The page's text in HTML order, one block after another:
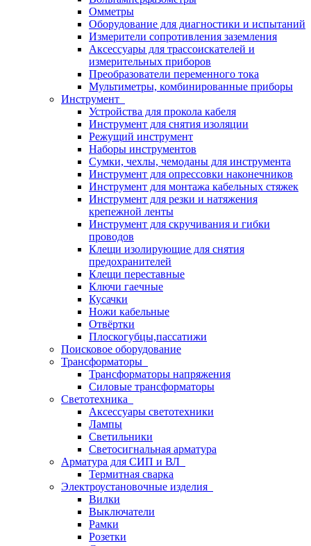
Омметры
Оборудование для диагностики и испытаний
Измерители сопротивления заземления
Аксессуары для трассоискателей и
измерительных приборов
Преобразователи переменного тока
Мультиметры, комбинированные приборы
Инструмент
Устройства для прокола кабеля
Инструмент для снятия изоляции
Режущий инструмент
Наборы инструментов
Сумки, чехлы, чемоданы для инструмента
Инструмент для опрессовки наконечников
Инструмент для монтажа кабельных стяжек
Инструмент для резки и натяжения
крепежной ленты
Инструмент для скручивания и гибки
проводов
Клещи изолирующие для снятия
предохранителей
Клещи переставные
Ключи гаечные
Кусачки
Ножи кабельные
Отвёртки
Плоскогубцы,пассатижи
Поисковое оборудование
Трансформаторы
Трансформаторы напряжения
Силовые трансформаторы
Светотехника
Аксессуары светотехники
Лампы
Светильники
Светосигнальная арматура
Арматура для СИП и ВЛ
Термитная сварка
Электроустановочные изделия
Вилки
Выключатели
Рамки
Розетки